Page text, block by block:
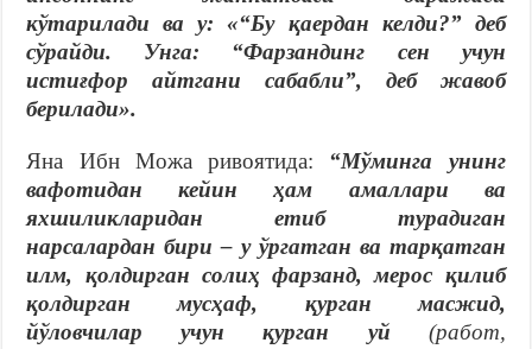
кўтарилади ва у: «“Бу қаердан келди?” деб
сўрайди. Унга: “Фарзандинг сен учун
истиғфор айтгани сабабли”, деб жавоб
берилади».
Яна Ибн Можа ривоятида: “Мўминга унинг
вафотидан кейин ҳам амаллари ва
яхшиликларидан етиб турадиган
нарсалардан бири – у ўргатган ва тарқатган
илм, қолдирган солиҳ фарзанд, мерос қилиб
қолдирган мусҳаф, қурган масжид,
йўловчилар учун қурган уй (работ,